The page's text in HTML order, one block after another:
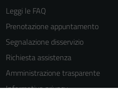
Leggi le FAQ
Prenotazione appuntamento
Segnalazione disservizio
Richiesta assistenza
Amministrazione trasparente
Informativa privacy